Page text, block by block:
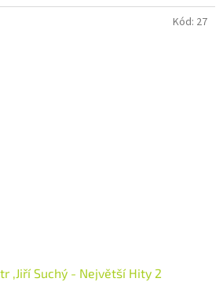
,Jiří Suchý - Největší Hity 2
Kód: 27